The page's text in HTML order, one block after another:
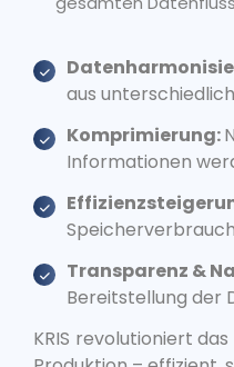
aus
Komprimierung:
Informationen
Transparenz &
Bereitstellung der
KRIS revolutioniert